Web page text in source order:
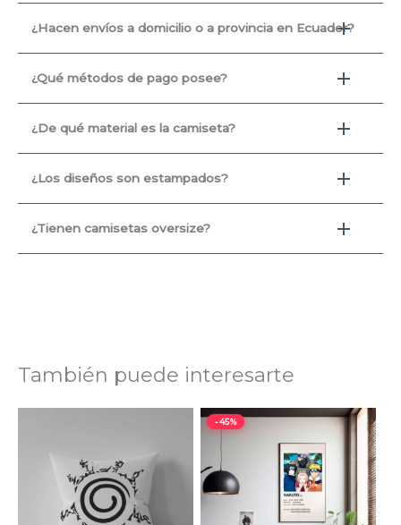
¿Hacen envíos a domicilio o a provincia en Ecuador?
¿Qué métodos de pago posee?
¿De qué material es la camiseta?
¿Los diseños son estampados?
¿Tienen camisetas oversize?
También puede interesarte
-45%
precios:
desde
$9,34
hasta
$10,99